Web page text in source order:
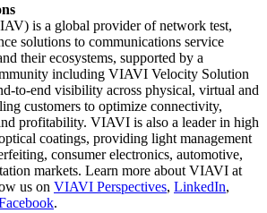
is a global provider of network test,
solutions to communications service
their ecosystems, supported by a
including VIAVI Velocity Solution
to-end visibility across physical, virtual and
customers to optimize connectivity,
profitability. VIAVI is also a leader in high
coatings, providing light management
consumer electronics, automotive,
markets. Learn more about VIAVI at
us on VIAVI Perspectives, LinkedIn,
.